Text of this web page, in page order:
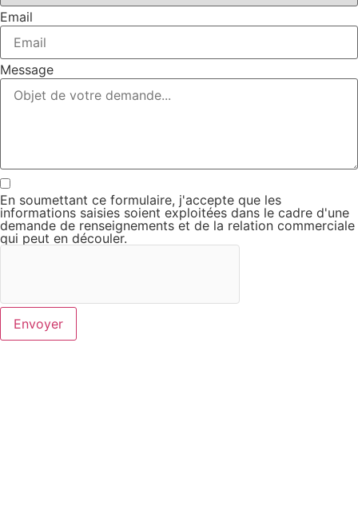
Email
Message
En soumettant ce formulaire, j'accepte que les
informations saisies soient exploitées dans le cadre d'une
demande de renseignements et de la relation commerciale
qui peut en découler.
Envoyer